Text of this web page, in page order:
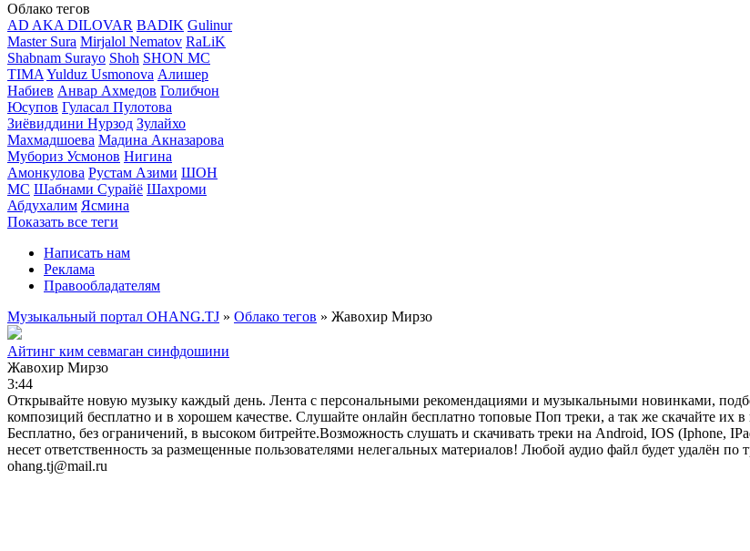
Облако тегов
AD AKA DILOVAR BADIK Gulinur
Master Sura Mirjalol Nematov RaLiK
Shabnam Surayo Shoh SHON MC
TIMA Yulduz Usmonova Алишер
Набиев Анвар Ахмедов Голибчон
Юсупов Гуласал Пулотова
Зиёвиддини Нурзод Зулайхо
Махмадшоева Мадина Акназарова
Мубориз Усмонов Нигина
Амонкулова Рустам Азими ШОН
МС Шабнами Сурайё Шахроми
Абдухалим Ясмина
Показать все теги
Написать нам
Реклама
Правообладателям
Музыкальный портал OHANG.TJ » Облако тегов » Жавохир Мирзо
Айтинг ким севмаган синфдошини
Жавохир Мирзо
3:44
Открывайте новую музыку каждый день. Лента с персональными рекомендациями и музыкальными новинками,
композиций бесплатно и в хорошем качестве. Слушайте онлайн бесплатно топовые Поп треки, а так же скачайте их
Бесплатно, без ограничений, в высоком битрейте.Возможность слушать и скачивать треки на Android, IOS
несет ответственность за размещенные пользователями нелегальных материалов! Любой аудио файл будет удалён
ohang.tj@mail.ru